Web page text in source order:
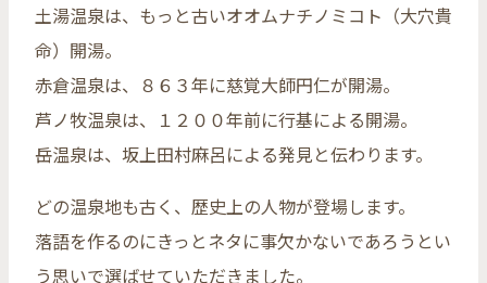
土湯温泉は、もっと古いオオムナチノミコト（大穴貴
命）開湯。
赤倉温泉は、８６３年に慈覚大師円仁が開湯。
芦ノ牧温泉は、１２００年前に行基による開湯。
岳温泉は、坂上田村麻呂による発見と伝わります。
どの温泉地も古く、歴史上の人物が登場します。
落語を作るのにきっとネタに事欠かないであろうとい
う思いで選ばせていただきました。